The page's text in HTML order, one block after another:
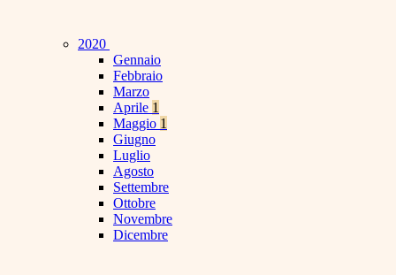
2020
Gennaio
Febbraio
Marzo
Aprile 1
Maggio 1
Giugno
Luglio
Agosto
Settembre
Ottobre
Novembre
Dicembre